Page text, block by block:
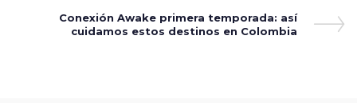
entradas
Next
Post
Conexión Awake primera temporada: así
cuidamos estos destinos en Colombia